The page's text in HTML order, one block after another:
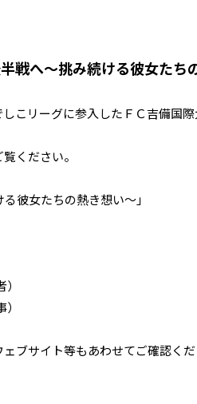
戦へ～挑み続ける彼女たち
こリーグに参入したＦＣ吉備国
ください。
彼女たちの熱き想い～」
ブサイト等もあわせてご確認くだ